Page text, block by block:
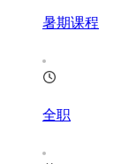
暑期课程
全职